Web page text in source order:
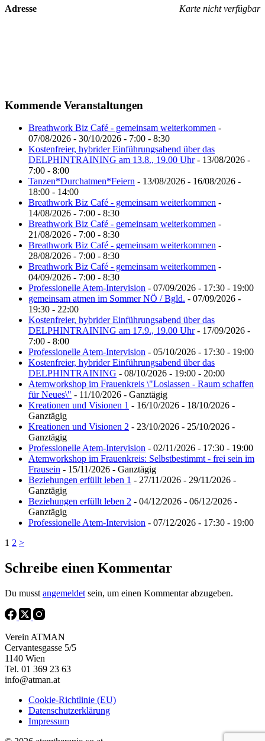
Karte nicht verfügbar
Adresse
Kommende Veranstaltungen
Breathwork Biz Café - gemeinsam weiterkommen -
07/08/2026 - 30/10/2026 - 7:00 - 8:30
Kostenfreier, hybrider Einführungsabend über das
DELPHINTRAINING am 13.8., 19.00 Uhr- 13/08/2026 -
7:00 - 8:00
Tanzen*Durchatmen*Feiern - 13/08/2026 - 16/08/2026 -
18:00 - 14:00
Breathwork Biz Café - gemeinsam weiterkommen -
14/08/2026 - 7:00 - 8:30
Breathwork Biz Café - gemeinsam weiterkommen -
21/08/2026 - 7:00 - 8:30
Breathwork Biz Café - gemeinsam weiterkommen -
28/08/2026 - 7:00 - 8:30
Breathwork Biz Café - gemeinsam weiterkommen -
04/09/2026 - 7:00 - 8:30
Professionelle Atem-Intervision - 07/09/2026 - 17:30 - 19:00
gemeinsam atmen im Sommer NÖ / Bgld. - 07/09/2026 -
19:30 - 22:00
Kostenfreier, hybrider Einführungsabend über das
DELPHINTRAINING am 17.9., 19.00 Uhr- 17/09/2026 -
7:00 - 8:00
Professionelle Atem-Intervision - 05/10/2026 - 17:30 - 19:00
Kostenfreier, hybrider Einführungsabend über das
DELPHINTRAINING - 08/10/2026 - 19:00 - 20:00
Atemworkshop im Frauenkreis \"Loslassen - Raum schaffen
für Neues\" - 11/10/2026 - Ganztägig
Kreationen und Visionen 1 - 16/10/2026 - 18/10/2026 -
Ganztägig
Kreationen und Visionen 2 - 23/10/2026 - 25/10/2026 -
Ganztägig
Professionelle Atem-Intervision - 02/11/2026 - 17:30 - 19:00
Atemworkshop im Frauenkreis: Selbstbestimmt - frei sein im
Frausein - 15/11/2026 - Ganztägig
Beziehungen erfüllt leben 1 - 27/11/2026 - 29/11/2026 -
Ganztägig
Beziehungen erfüllt leben 2 - 04/12/2026 - 06/12/2026 -
Ganztägig
Professionelle Atem-Intervision - 07/12/2026 - 17:30 - 19:00
1 2 >
Schreibe einen Kommentar
Du musst angemeldet sein, um einen Kommentar abzugeben.
Verein ATMAN
Cervantesgasse 5/5
1140 Wien
Tel. 01 369 23 63
info@atman.at
Cookie-Richtlinie (EU)
Datenschutzerklärung
Impressum